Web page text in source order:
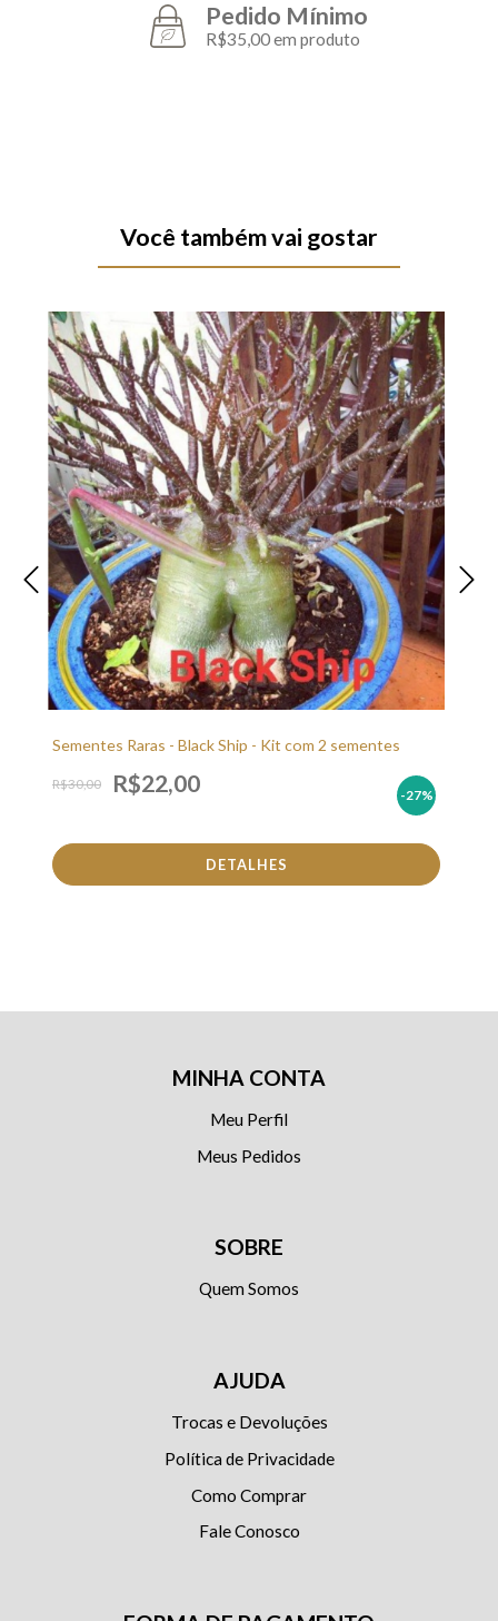
Pedido Mínimo
R$35,00 em produto
Você também vai gostar
Sementes Raras - Black Ship - Kit com 2 sementes
R$30,00 R$22,00 -27%
DETALHES
MINHA CONTA
Meu Perfil
Meus Pedidos
SOBRE
Quem Somos
AJUDA
Trocas e Devoluções
Política de Privacidade
Como Comprar
Fale Conosco